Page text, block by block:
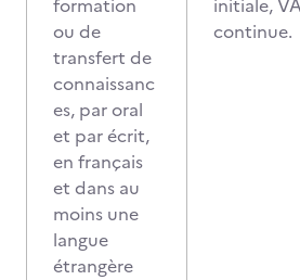
formation
ou de
transfert de
connaissanc
es, par oral
et par écrit,
en français
et dans au
moins une
langue
étrangère
initiale,
continue.